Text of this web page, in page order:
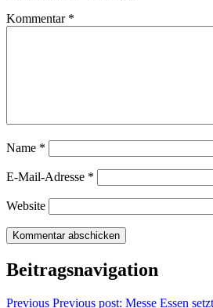
Kommentar *
Name *
E-Mail-Adresse *
Website
Beitragsnavigation
Previous Previous post: Messe Essen